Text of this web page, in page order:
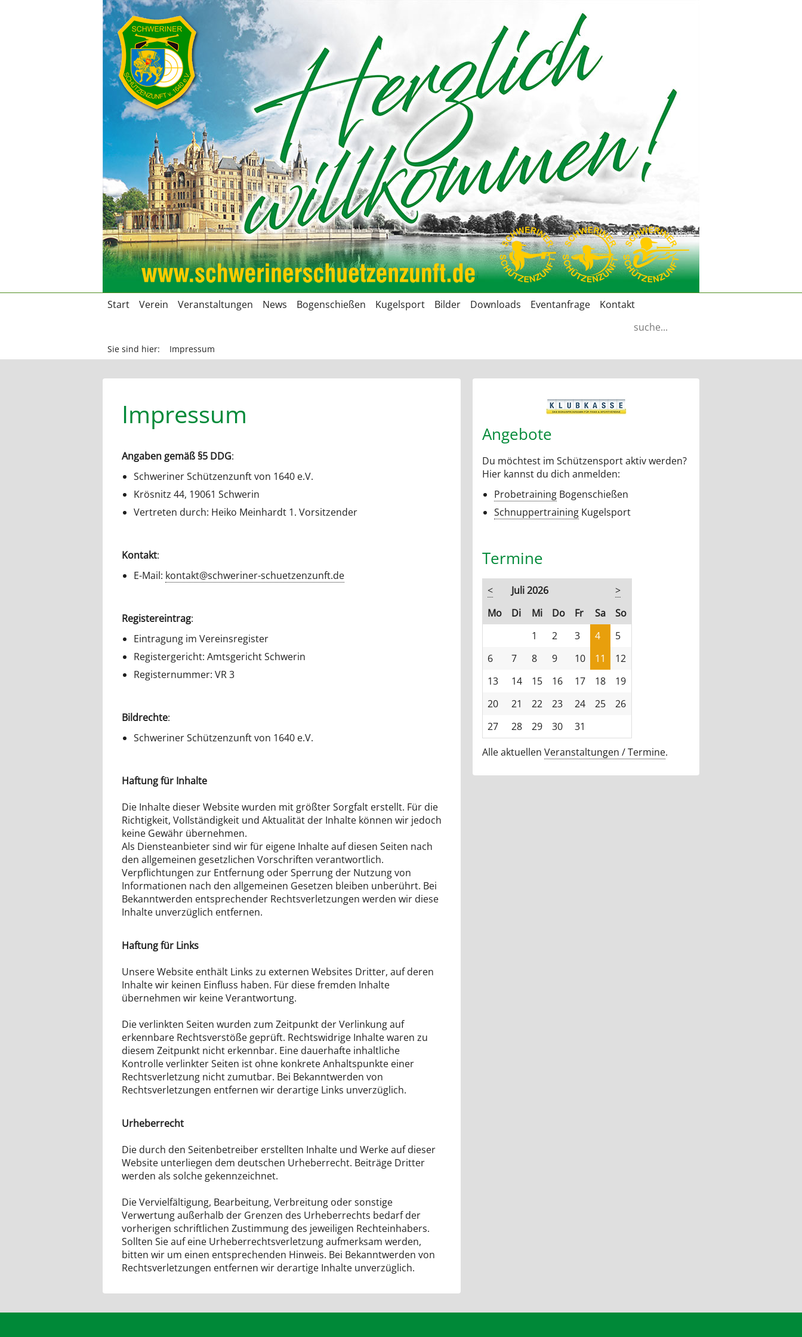
Navigation
überspringen
Start Verein Veranstaltungen News Bogenschießen Kugelsport Bilder Downloads Eventanfrage
Kontakt
Suchbegriffe
Sie sind hier: Impressum
Impressum
Angaben gemäß §5 DDG:
Schweriner Schützenzunft von 1640 e.V.
Krösnitz 44, 19061 Schwerin
Vertreten durch: Heiko Meinhardt 1. Vorsitzender
Kontakt:
E-Mail: kontakt@schweriner-schuetzenzunft.de
Registereintrag:
Eintragung im Vereinsregister
Registergericht: Amtsgericht Schwerin
Registernummer: VR 3
Bildrechte:
Schweriner Schützenzunft von 1640 e.V.
Haftung für Inhalte
Die Inhalte dieser Website wurden mit größter Sorgfalt erstellt. Für die
Richtigkeit, Vollständigkeit und Aktualität der Inhalte können wir jedoch
keine Gewähr übernehmen.
Als Diensteanbieter sind wir für eigene Inhalte auf diesen Seiten nach
den allgemeinen gesetzlichen Vorschriften verantwortlich.
Verpflichtungen zur Entfernung oder Sperrung der Nutzung von
Informationen nach den allgemeinen Gesetzen bleiben unberührt. Bei
Bekanntwerden entsprechender Rechtsverletzungen werden wir diese
Inhalte unverzüglich entfernen.
Haftung für Links
Unsere Website enthält Links zu externen Websites Dritter, auf deren
Inhalte wir keinen Einfluss haben. Für diese fremden Inhalte
übernehmen wir keine Verantwortung.
Die verlinkten Seiten wurden zum Zeitpunkt der Verlinkung auf
erkennbare Rechtsverstöße geprüft. Rechtswidrige Inhalte waren zu
diesem Zeitpunkt nicht erkennbar. Eine dauerhafte inhaltliche
Kontrolle verlinkter Seiten ist ohne konkrete Anhaltspunkte einer
Rechtsverletzung nicht zumutbar. Bei Bekanntwerden von
Rechtsverletzungen entfernen wir derartige Links unverzüglich.
Urheberrecht
Die durch den Seitenbetreiber erstellten Inhalte und Werke auf dieser
Website unterliegen dem deutschen Urheberrecht. Beiträge Dritter
werden als solche gekennzeichnet.
Die Vervielfältigung, Bearbeitung, Verbreitung oder sonstige
Verwertung außerhalb der Grenzen des Urheberrechts bedarf der
vorherigen schriftlichen Zustimmung des jeweiligen Rechteinhabers.
Sollten Sie auf eine Urheberrechtsverletzung aufmerksam werden,
bitten wir um einen entsprechenden Hinweis. Bei Bekanntwerden von
Rechtsverletzungen entfernen wir derartige Inhalte unverzüglich.
Angebote
Du möchtest im Schützensport aktiv werden?
Hier kannst du dich anmelden:
Probetraining Bogenschießen
Schnuppertraining Kugelsport
Termine
< Juli 2026
>
Montag
Dienstag
Mittwoch
Donnerstag
Freitag
Samstag
Sonntag
1
2 3 4
5
6
7 8 9 10 11
12
13
14 15 16 17 18
19
20
21 22 23 24 25
26
27
28 29 30
31
Alle aktuellen Veranstaltungen / Termine.